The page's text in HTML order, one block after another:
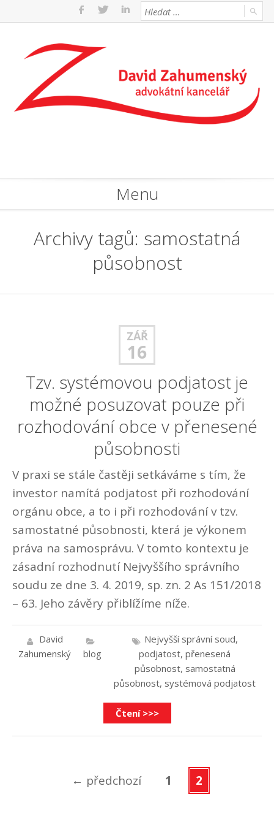
Menu
Archivy tagů: samostatná
působnost
ZÁŘ
16
Tzv. systémovou podjatost je
možné posuzovat pouze při
rozhodování obce v přenesené
působnosti
V praxi se stále častěji setkáváme s tím, že
investor namítá podjatost při rozhodování
orgánu obce, a to i při rozhodování v tzv.
samostatné působnosti, která je výkonem
práva na samosprávu. V tomto kontextu je
zásadní rozhodnutí Nejvyššího správního
soudu ze dne 3. 4. 2019, sp. zn. 2 As 151/2018
– 63. Jeho závěry přiblížíme níže.
David
Zahumenský
blog
Nejvyšší správní soud,
podjatost, přenesená
působnost, samostatná
působnost, systémová podjatost
Čtení >>>
← předchozí 1 2